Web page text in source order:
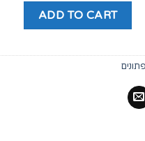
ADD TO CART